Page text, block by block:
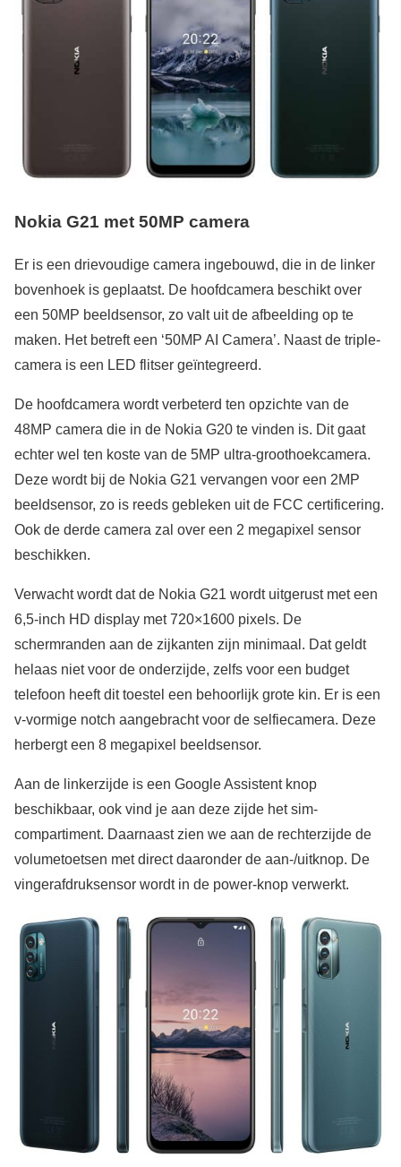
Nokia G21 met 50MP camera
Er is een drievoudige camera ingebouwd, die in de linker
bovenhoek is geplaatst. De hoofdcamera beschikt over
een 50MP beeldsensor, zo valt uit de afbeelding op te
maken. Het betreft een ‘50MP AI Camera’. Naast de triple-
camera is een LED flitser geïntegreerd.
De hoofdcamera wordt verbeterd ten opzichte van de
48MP camera die in de Nokia G20 te vinden is. Dit gaat
echter wel ten koste van de 5MP ultra-groothoekcamera.
Deze wordt bij de Nokia G21 vervangen voor een 2MP
beeldsensor, zo is reeds gebleken uit de FCC certificering.
Ook de derde camera zal over een 2 megapixel sensor
beschikken.
Verwacht wordt dat de Nokia G21 wordt uitgerust met een
6,5-inch HD display met 720×1600 pixels. De
schermranden aan de zijkanten zijn minimaal. Dat geldt
helaas niet voor de onderzijde, zelfs voor een budget
telefoon heeft dit toestel een behoorlijk grote kin. Er is een
v-vormige notch aangebracht voor de selfiecamera. Deze
herbergt een 8 megapixel beeldsensor.
Aan de linkerzijde is een Google Assistent knop
beschikbaar, ook vind je aan deze zijde het sim-
compartiment. Daarnaast zien we aan de rechterzijde de
volumetoetsen met direct daaronder de aan-/uitknop. De
vingerafdruksensor wordt in de power-knop verwerkt.